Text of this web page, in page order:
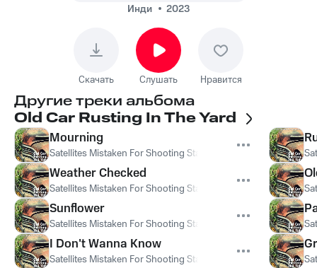
Инди
2023
Скачать Слушать Нравится
Другие треки альбома
Old Car Rusting In The Yard
Mourning
Satellites Mistaken For Shooting Stars
Weather Checked
Satellites Mistaken For Shooting Stars
Sunflower
Satellites Mistaken For Shooting Stars
I Don't Wanna Know
Satellites Mistaken For Shooting Stars